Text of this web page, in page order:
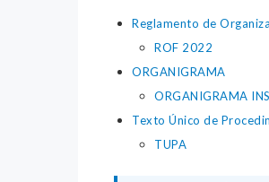
Reglamento de
ROF 2022
ORGANIGRAMA
ORGANIGRAMA
Texto Único de
TUPA